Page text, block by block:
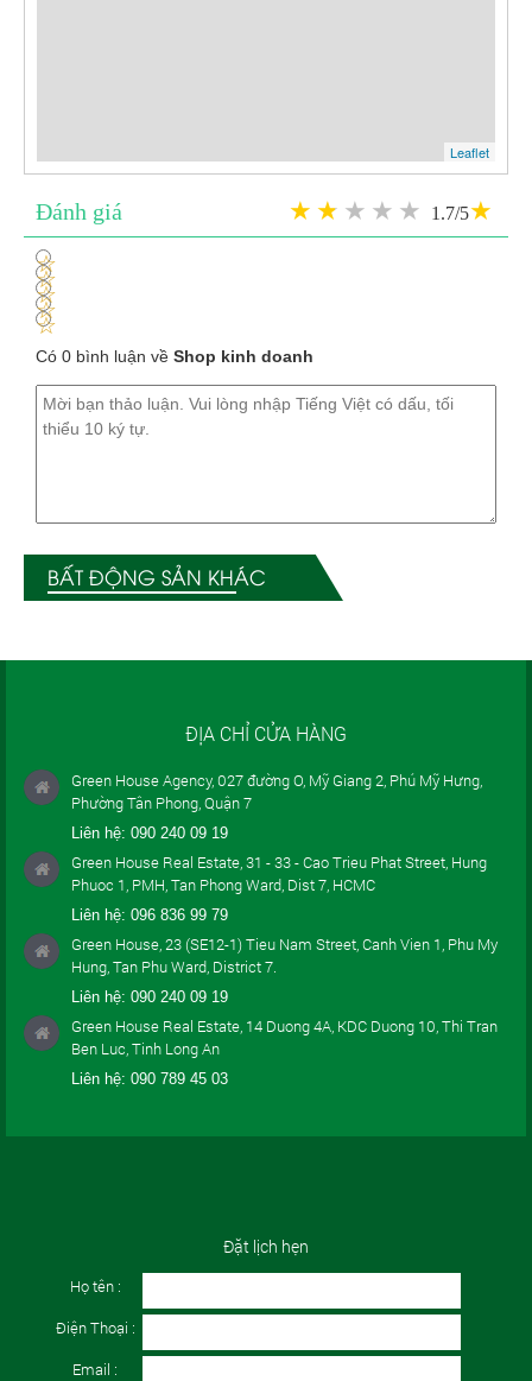
Leaflet
Đánh giá 1.7/5
1
2
3
4
5
Có 0 bình luận về Shop kinh doanh
BẤT ĐỘNG SẢN KHÁC
ĐỊA CHỈ CỬA HÀNG
Green House Agency, 027 đường O, Mỹ Giang 2, Phú Mỹ Hưng,
Phường Tân Phong, Quận 7
Liên hệ: 090 240 09 19
Green House Real Estate, 31 - 33 - Cao Trieu Phat Street, Hung
Phuoc 1, PMH, Tan Phong Ward, Dist 7, HCMC
Liên hệ: 096 836 99 79
Green House, 23 (SE12-1) Tieu Nam Street, Canh Vien 1, Phu My
Hung, Tan Phu Ward, District 7.
Liên hệ: 090 240 09 19
Green House Real Estate, 14 Duong 4A, KDC Duong 10, Thi Tran
Ben Luc, Tinh Long An
Liên hệ: 090 789 45 03
Đặt lịch hẹn
Họ tên :
Điện Thoại :
Email :